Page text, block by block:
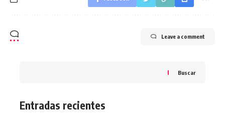
Leave a comment
Buscar
Entradas recientes